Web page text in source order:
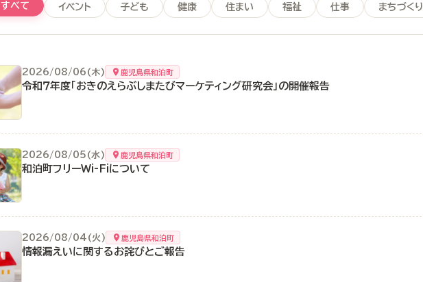
すべて イベント 子ども 健康 住まい 福祉 仕事 まちづくり
2026/08/06(木) 鹿児島県和泊町
令和７年度「おきのえらぶしまたびマーケティング研究会」の開催報告
2026/08/05(水) 鹿児島県和泊町
和泊町フリーWi-Fiについて
2026/08/04(火) 鹿児島県和泊町
情報漏えいに関するお詫びとご報告